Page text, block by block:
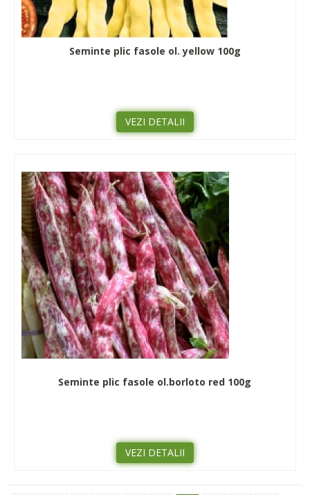
Seminte plic fasole ol. yellow 100g
VEZI DETALII
Seminte plic fasole ol.borloto red 100g
VEZI DETALII